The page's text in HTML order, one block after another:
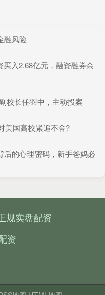
融风险
入2.68亿元，融资融券余
校长任羽中，主动投案
美国高校紧追不舍?
后的心理密码，新手爸妈必
规实盘配资
资